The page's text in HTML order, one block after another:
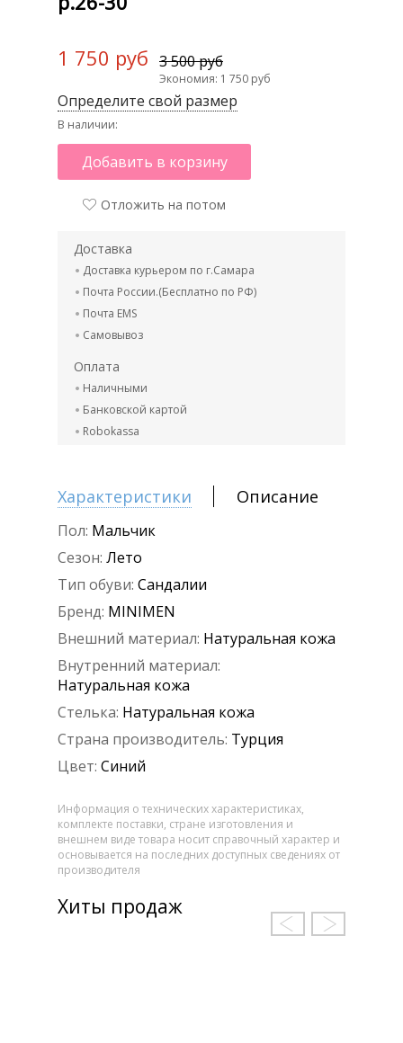
1 750 руб 3 500 руб
Экономия: 1 750 руб
Определите свой размер
В наличии:
Добавить в корзину
Отложить на потом
Доставка
Доставка курьером по г.Самара
Почта России.(Бесплатно по РФ)
Почта EMS
Самовывоз
Оплата
Наличными
Банковской картой
Robokassa
Характеристики Описание
Пол: Мальчик
Сезон: Лето
Тип обуви: Сандалии
Бренд: MINIMEN
Внешний материал: Натуральная кожа
Внутренний материал:
Натуральная кожа
Стелька: Натуральная кожа
Страна производитель: Турция
Цвет: Синий
Информация о технических характеристиках,
комплекте поставки, стране изготовления и
внешнем виде товара носит справочный характер и
основывается на последних доступных сведениях от
производителя
Хиты продаж